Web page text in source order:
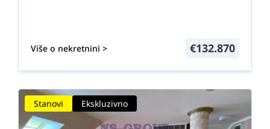
Više o nekretnini > €132.870
Stanovi Ekskluzivno